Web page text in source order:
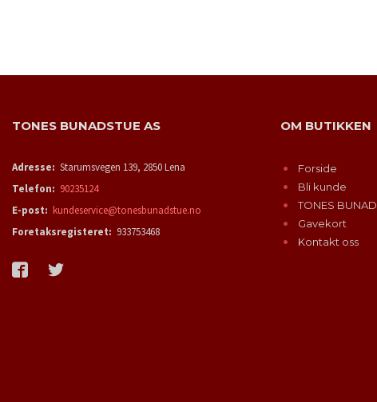
TONES BUNADSTUE AS
Adresse: Starumsvegen 139, 2850 Lena
Telefon: 90235124
E-post: kundeservice@tonesbunadstue.no
Foretaksregisteret: 933753468
OM BUTIKKEN
Forside
Bli kunde
TONES
Gavekort
Kontakt oss